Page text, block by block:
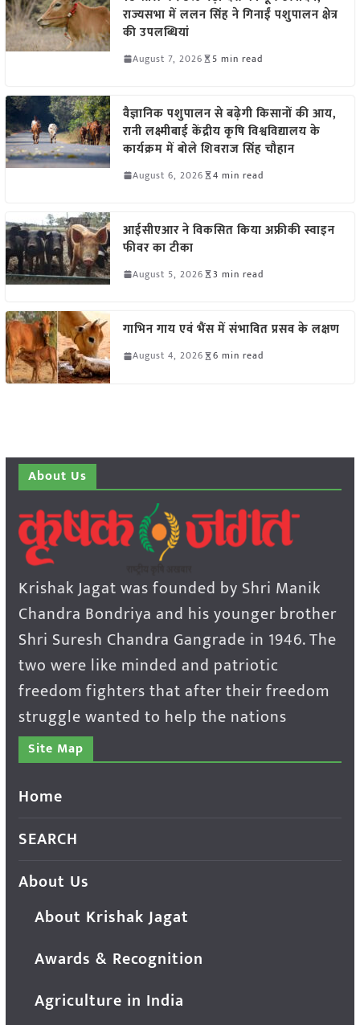
राज्यसभा में ललन सिंह ने गिनाईं पशुपालन क्षेत्र
की उपलब्धियां
August 7, 2026 5 min read
वैज्ञानिक पशुपालन से बढ़ेगी किसानों की आय,
रानी लक्ष्मीबाई केंद्रीय कृषि विश्वविद्यालय के
कार्यक्रम में बोले शिवराज सिंह चौहान
August 6, 2026 4 min read
आईसीएआर ने विकसित किया अफ्रीकी स्वाइन
फीवर का टीका
August 5, 2026 3 min read
गाभिन गाय एवं भैंस में संभावित प्रसव के लक्षण
August 4, 2026 6 min read
About Us
Krishak Jagat was founded by Shri Manik
Chandra Bondriya and his younger brother
Shri Suresh Chandra Gangrade in 1946. The
two were like minded and patriotic
freedom fighters that after their freedom
struggle wanted to help the nations
Site Map
Home
SEARCH
About Us
About Krishak Jagat
Awards & Recognition
Agriculture in India